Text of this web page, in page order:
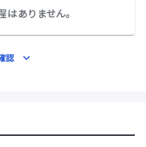
ありません。
認